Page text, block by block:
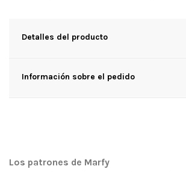
Detalles del producto
Información sobre el pedido
Los patrones de Marfy